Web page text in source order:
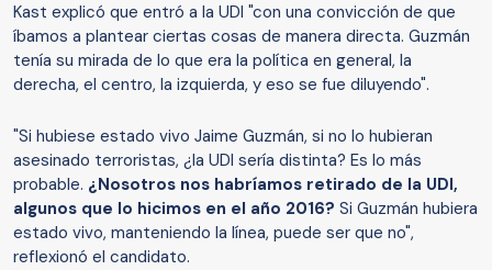
Kast explicó que entró a la UDI "con una convicción de que
íbamos a plantear ciertas cosas de manera directa. Guzmán
tenía su mirada de lo que era la política en general, la
derecha, el centro, la izquierda, y eso se fue diluyendo".
"Si hubiese estado vivo Jaime Guzmán, si no lo hubieran
asesinado terroristas, ¿la UDI sería distinta? Es lo más
probable. ¿Nosotros nos habríamos retirado de la UDI,
algunos que lo hicimos en el año 2016? Si Guzmán hubiera
estado vivo, manteniendo la línea, puede ser que no",
reflexionó el candidato.